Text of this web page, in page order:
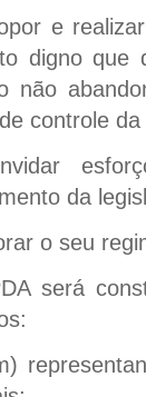
e
digno que
não
controle
da
o seu
será